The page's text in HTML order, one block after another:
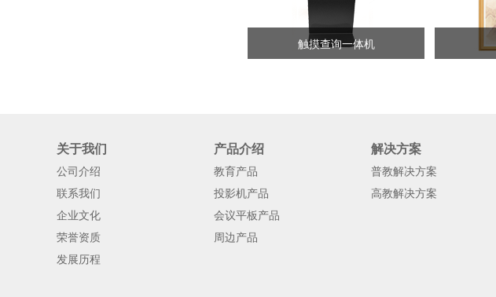
触摸查询一体机
关于我们
公司介绍
联系我们
企业文化
荣誉资质
发展历程
产品介绍
教育产品
投影机产品
会议平板产品
周边产品
解决方案
普教解决方案
高教解决方案